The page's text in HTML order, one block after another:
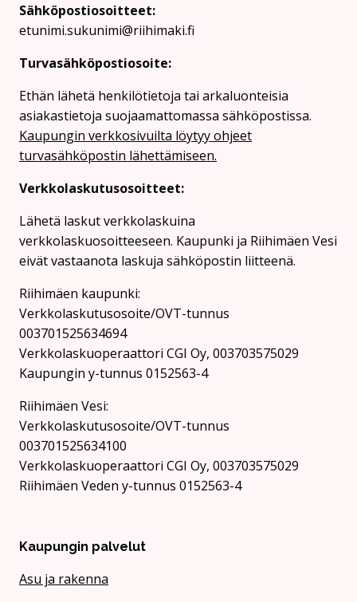
Sähköpostiosoitteet:
etunimi.sukunimi@riihimaki.fi
Turvasähköpostiosoite:
Ethän lähetä henkilötietoja tai arkaluonteisia
asiakastietoja suojaamattomassa sähköpostissa.
Kaupungin verkkosivuilta löytyy ohjeet
turvasähköpostin lähettämiseen.
Verkkolaskutusosoitteet:
Lähetä laskut verkkolaskuina
verkkolaskuosoitteeseen. Kaupunki ja Riihimäen Vesi
eivät vastaanota laskuja sähköpostin liitteenä.
Riihimäen kaupunki:
Verkkolaskutusosoite/OVT-tunnus
003701525634694
Verkkolaskuoperaattori CGI Oy, 003703575029
Kaupungin y-tunnus 0152563-4
Rii­hi­mäen Vesi:
Verkkolaskutusosoite/OVT-tunnus
003701525634100
Verkkolaskuoperaattori CGI Oy, 003703575029
Riihimäen Veden y-tunnus 0152563-4
Kaupungin palvelut
Asu ja rakenna